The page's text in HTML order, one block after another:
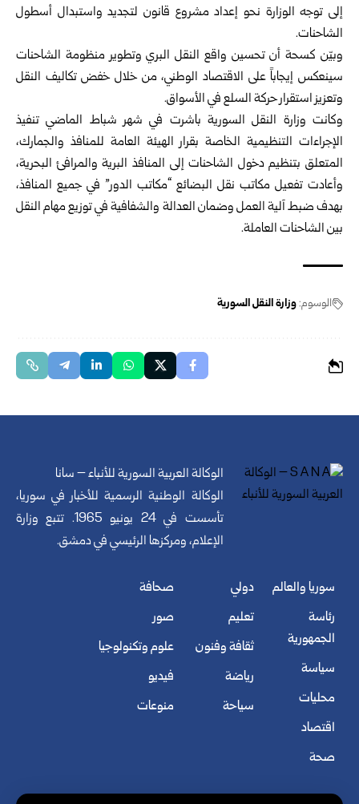
إلى توجه الوزارة نحو إعداد مشروع قانون لتجديد واستبدال أسطول
الشاحنات.
وبيّن كسحة أن تحسين واقع النقل البري وتطوير منظومة الشاحنات
سينعكس إيجاباً على الاقتصاد الوطني، من خلال خفض تكاليف النقل
وتعزيز استقرار حركة السلع في الأسواق.
وكانت وزارة النقل السورية باشرت في شهر شباط الماضي تنفيذ
الإجراءات التنظيمية الخاصة بقرار الهيئة العامة للمنافذ والجمارك،
المتعلق بتنظيم دخول الشاحنات إلى المنافذ البرية والمرافئ البحرية،
وأعادت تفعيل مكاتب نقل البضائع “مكاتب الدور” في جميع المنافذ،
بهدف ضبط آلية العمل وضمان العدالة والشفافية في توزيع مهام النقل
بين الشاحنات العاملة.
الوسوم:وزارة النقل السورية
الوكالة العربية السورية للأنباء – سانا
الوكالة الوطنية الرسمية للأخبار في سوريا،
تأسست في 24 يونيو 1965. تتبع وزارة
الإعلام، ومركزها الرئيسي في دمشق.
سوريا والعالم
رئاسة
الجمهورية
سياسة
محليات
اقتصاد
صحة
دولي
تعليم
ثقافة وفنون
رياضة
سياحة
صحافة
صور
علوم وتكنولوجيا
فيديو
منوعات